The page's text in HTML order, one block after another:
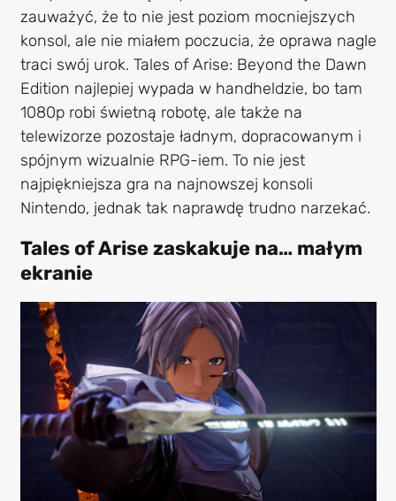
zauważyć, że to nie jest poziom mocniejszych
konsol, ale nie miałem poczucia, że oprawa nagle
traci swój urok. Tales of Arise: Beyond the Dawn
Edition najlepiej wypada w handheldzie, bo tam
1080p robi świetną robotę, ale także na
telewizorze pozostaje ładnym, dopracowanym i
spójnym wizualnie RPG-iem. To nie jest
najpiękniejsza gra na najnowszej konsoli
Nintendo, jednak tak naprawdę trudno narzekać.
Tales of Arise zaskakuje na… małym
ekranie